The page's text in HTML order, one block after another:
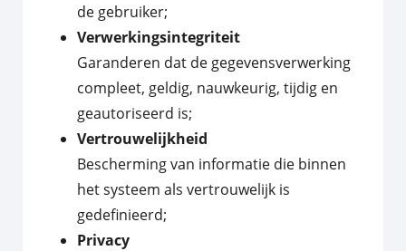
de gebruiker;
Verwerkingsintegriteit
Garanderen dat de gegevensverwerking
compleet, geldig, nauwkeurig, tijdig en
geautoriseerd is;
Vertrouwelijkheid
Bescherming van informatie die binnen
het systeem als vertrouwelijk is
gedefinieerd;
Privacy